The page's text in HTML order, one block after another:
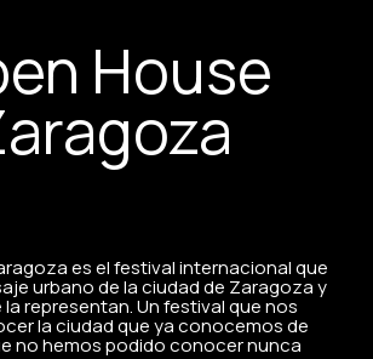
House
es el festival internacional que
urbano de la ciudad de Zaragoza y
representan. Un festival que nos
la ciudad que ya conocemos de
no hemos podido conocer nunca